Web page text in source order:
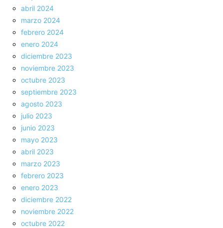
abril 2024
marzo 2024
febrero 2024
enero 2024
diciembre 2023
noviembre 2023
octubre 2023
septiembre 2023
agosto 2023
julio 2023
junio 2023
mayo 2023
abril 2023
marzo 2023
febrero 2023
enero 2023
diciembre 2022
noviembre 2022
octubre 2022